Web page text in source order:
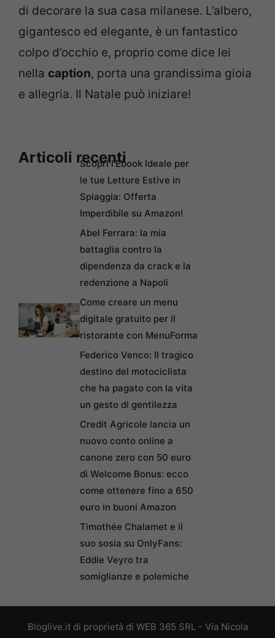
di decorare la sua casa milanese. L’albero,
gigantesco ed elegante, è un fantastico
colpo d’occhio e, proprio come dice lei
nella caption, porta una grandissima gioia
e allegria. Il Natale può iniziare!
Articoli recentiScopri l’Ebook Ideale per
le tue Letture Estive in
Spiaggia: Offerta
Imperdibile su Amazon!
Abel Ferrara: la mia
battaglia contro la
dipendenza da crack e la
redenzione a Napoli
Come creare un menu
digitale gratuito per il
ristorante con MenuForma
Federico Venco: Il tragico
destino del motociclista
che ha pagato con la vita
un gesto di gentilezza
Credit Agricole lancia un
nuovo conto online a
canone zero con 50 euro
di Welcome Bonus: ecco
come ottenere fino a 650
euro in buoni Amazon
Timothée Chalamet e il
suo sosia su OnlyFans:
Eddie Veyro tra
somiglianze e polemiche
Bloglive.it di proprietà di WEB 365 SRL - Via Nicola